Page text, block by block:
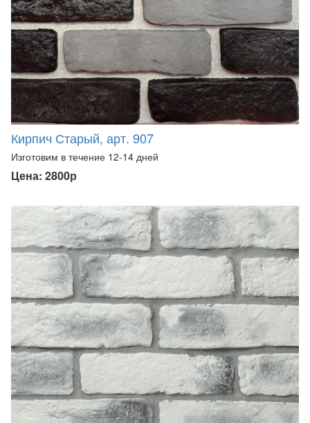
Кирпич Старый, арт. 907
Изготовим в течение 12-14 дней
Цена: 2800р